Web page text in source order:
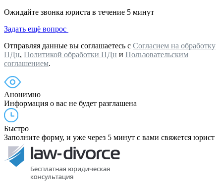
Ожидайте звонка юриста в течение 5 минут
Задать ещё вопрос
Отправляя данные вы соглашаетесь с Согласием на обработку
ПДн, Политикой обработки ПДн и Пользовательским
соглашением.
Анонимно
Информация о вас не будет разглашена
Быстро
Заполните форму, и уже через 5 минут с вами свяжется юрист